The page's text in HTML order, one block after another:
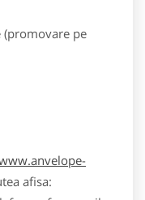
(promovare pe
afisa: